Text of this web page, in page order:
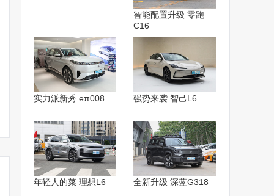
智能配置升级 零跑
C16
实力派新秀 eπ008 强势来袭 智己L6
年轻人的菜 理想L6 全新升级 深蓝G318